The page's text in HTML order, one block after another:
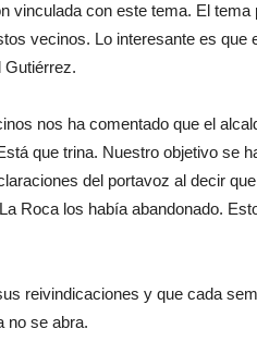
vinculada con este tema. El tema
vecinos. Lo interesante es que
Gutiérrez.
nos ha comentado que el
que trina. Nuestro objetivo se
del portavoz al decir
Roca los había abandonado.
reivindicaciones y que cada
no se abra.